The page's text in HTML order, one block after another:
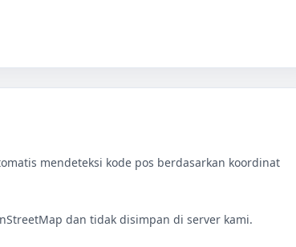
mendeteksi kode pos berdasarkan koordinat
dan tidak disimpan di server kami.